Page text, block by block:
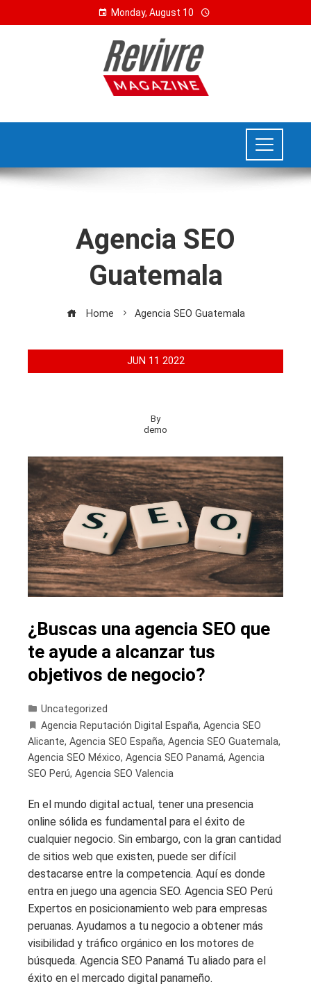
Monday, August 10
Agencia SEO
Guatemala
Home Agencia SEO Guatemala
JUN 11 2022
By
demo
¿Buscas una agencia SEO que
te ayude a alcanzar tus
objetivos de negocio?
Uncategorized
Agencia Reputación Digital España, Agencia SEO
Alicante, Agencia SEO España, Agencia SEO Guatemala,
Agencia SEO México, Agencia SEO Panamá, Agencia
SEO Perú, Agencia SEO Valencia
En el mundo digital actual, tener una presencia
online sólida es fundamental para el éxito de
cualquier negocio. Sin embargo, con la gran cantidad
de sitios web que existen, puede ser difícil
destacarse entre la competencia. Aquí es donde
entra en juego una agencia SEO. Agencia SEO Perú
Expertos en posicionamiento web para empresas
peruanas. Ayudamos a tu negocio a obtener más
visibilidad y tráfico orgánico en los motores de
búsqueda. Agencia SEO Panamá Tu aliado para el
éxito en el mercado digital panameño.